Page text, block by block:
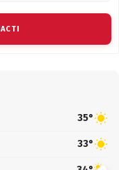
35°
33°